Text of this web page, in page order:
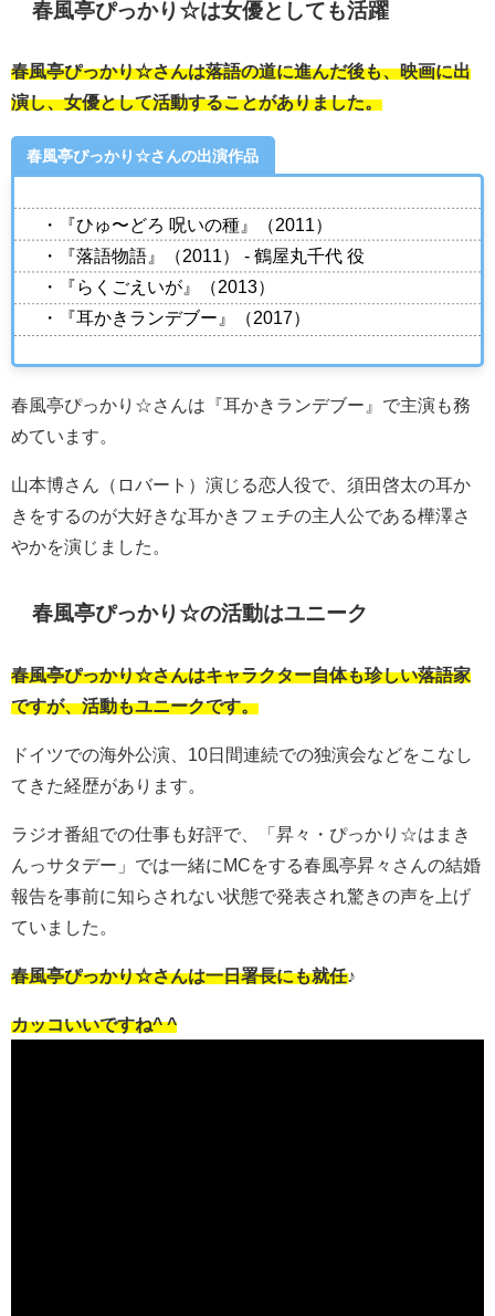
春風亭ぴっかり☆は女優としても活躍
春風亭ぴっかり☆さんは落語の道に進んだ後も、映画に出
演し、女優として活動することがありました。
春風亭ぴっかり☆さんの出演作品
・『ひゅ〜どろ 呪いの種』（2011）
・『落語物語』（2011） - 鶴屋丸千代 役
・『らくごえいが』（2013）
・『耳かきランデブー』（2017）
春風亭ぴっかり☆さんは『耳かきランデブー』で主演も務
めています。
山本博さん（ロバート）演じる恋人役で、須田啓太の耳か
きをするのが大好きな耳かきフェチの主人公である樺澤さ
やかを演じました。
春風亭ぴっかり☆の活動はユニーク
春風亭ぴっかり☆さんはキャラクター自体も珍しい落語家
ですが、活動もユニークです。
ドイツでの海外公演、10日間連続での独演会などをこなし
てきた経歴があります。
ラジオ番組での仕事も好評で、「昇々・ぴっかり☆はまき
んっサタデー」では一緒にMCをする春風亭昇々さんの結婚
報告を事前に知らされない状態で発表され驚きの声を上げ
ていました。
春風亭ぴっかり☆さんは一日署長にも就任♪
カッコいいですね^ ^